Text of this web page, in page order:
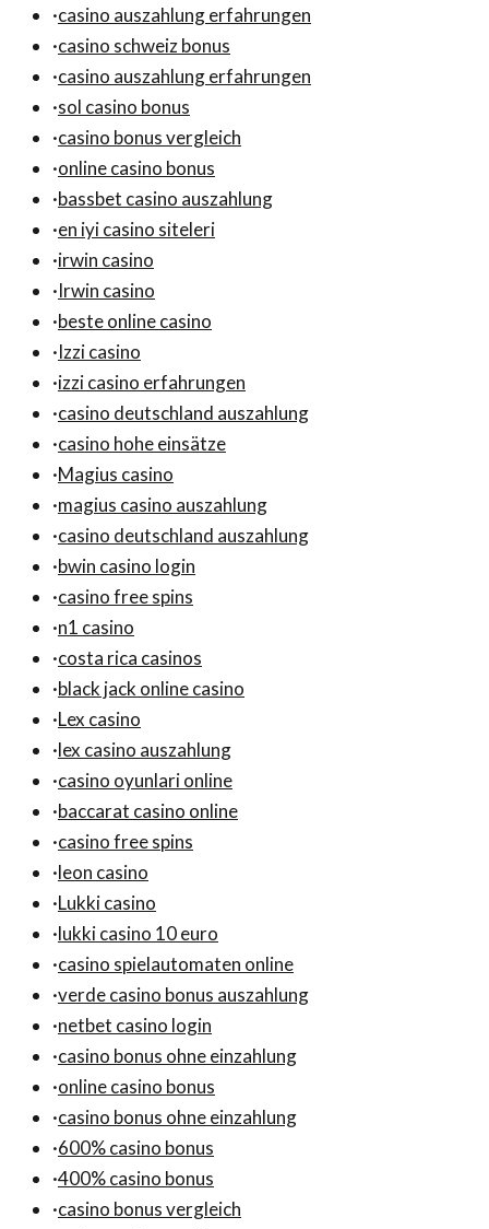
·casino auszahlung erfahrungen
·casino schweiz bonus
·casino auszahlung erfahrungen
·sol casino bonus
·casino bonus vergleich
·online casino bonus
·bassbet casino auszahlung
·en iyi casino siteleri
·irwin casino
·Irwin casino
·beste online casino
·Izzi casino
·izzi casino erfahrungen
·casino deutschland auszahlung
·casino hohe einsätze
·Magius casino
·magius casino auszahlung
·casino deutschland auszahlung
·bwin casino login
·casino free spins
·n1 casino
·costa rica casinos
·black jack online casino
·Lex casino
·lex casino auszahlung
·casino oyunlari online
·baccarat casino online
·casino free spins
·leon casino
·Lukki casino
·lukki casino 10 euro
·casino spielautomaten online
·verde casino bonus auszahlung
·netbet casino login
·casino bonus ohne einzahlung
·online casino bonus
·casino bonus ohne einzahlung
·600% casino bonus
·400% casino bonus
·casino bonus vergleich